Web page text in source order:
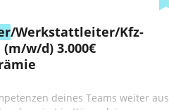
/Werkstattleiter/Kfz-
w/d) 3.000€
deines Teams weiter aus